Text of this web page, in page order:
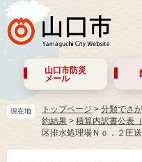
山口市防災
メール
現在地 トップページ > 分類でさ
約結果 > 積算内訳書公表（
区排水処理場Ｎｏ．２圧